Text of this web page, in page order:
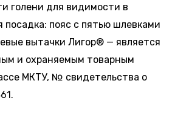
голени для видимости в
пояс с пятью шлевками
вытачки Лигор® — является
и охраняемым товарным
МКТУ, № свидетельства о